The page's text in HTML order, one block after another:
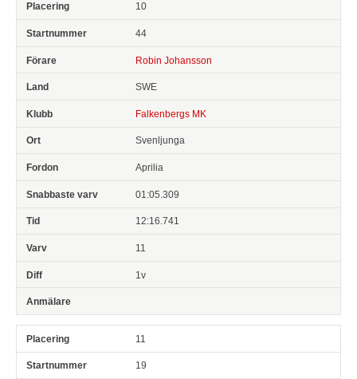
10
44
Robin Johansson
SWE
Falkenbergs MK
Svenljunga
Aprilia
01:05.309
12:16.741
11
1v
11
19